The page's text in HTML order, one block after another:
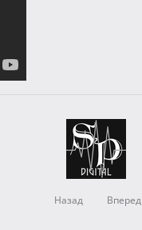
Назад Вперед